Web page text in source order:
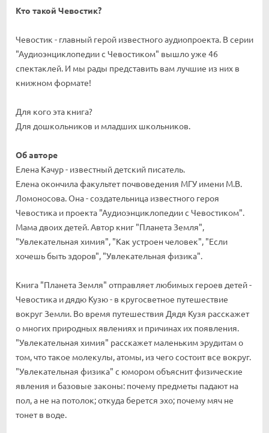
Кто такой Чевостик?
Чевостик - главный герой известного аудиопроекта. В серии
"Аудиоэнциклопедии с Чевостиком" вышло уже 46
спектаклей. И мы рады представить вам лучшие из них в
книжном формате!
Для кого эта книга?
Для дошкольников и младших школьников.
Об авторе
Елена Качур - известный детский писатель.
Елена окончила факультет почвоведения МГУ имени М.В.
Ломоносова. Она - создательница известного героя
Чевостика и проекта "Аудиоэнциклопедии с Чевостиком".
Мама двоих детей. Автор книг "Планета Земля",
"Увлекательная химия", "Как устроен человек", "Если
хочешь быть здоров", "Увлекательная физика".
Книга "Планета Земля" отправляет любимых героев детей -
Чевостика и дядю Кузю - в кругосветное путешествие
вокруг Земли. Во время путешествия Дядя Кузя расскажет
о многих природных явлениях и причинах их появления.
"Увлекательная химия" расскажет маленьким эрудитам о
том, что такое молекулы, атомы, из чего состоит все вокруг.
"Увлекательная физика" с юмором объяснит физические
явления и базовые законы: почему предметы падают на
пол, а не на потолок; откуда берется эхо; почему мяч не
тонет в воде.